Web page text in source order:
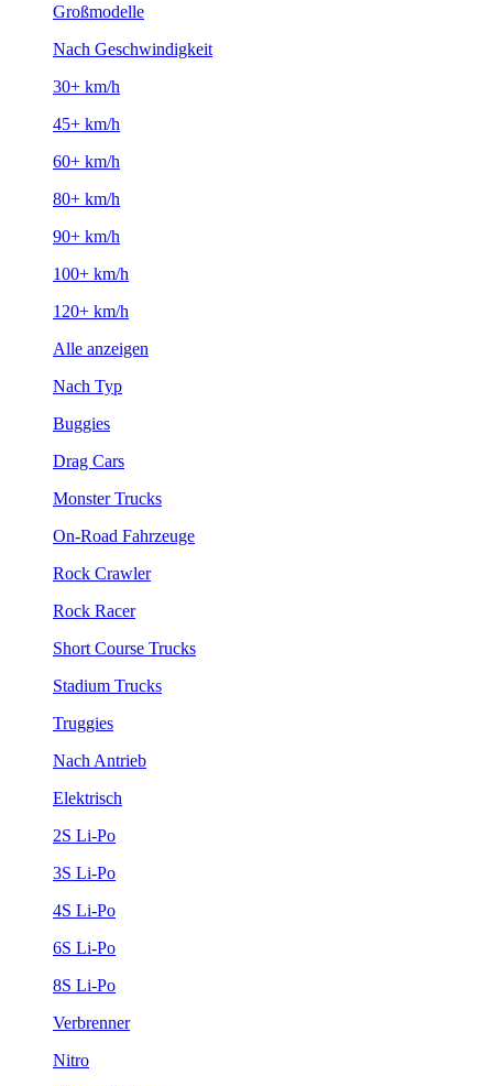
Großmodelle
Nach Geschwindigkeit
30+ km/h
45+ km/h
60+ km/h
80+ km/h
90+ km/h
100+ km/h
120+ km/h
Alle anzeigen
Nach Typ
Buggies
Drag Cars
Monster Trucks
On-Road Fahrzeuge
Rock Crawler
Rock Racer
Short Course Trucks
Stadium Trucks
Truggies
Nach Antrieb
Elektrisch
2S Li-Po
3S Li-Po
4S Li-Po
6S Li-Po
8S Li-Po
Verbrenner
Nitro